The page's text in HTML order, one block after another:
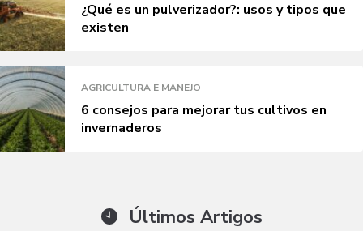
¿Qué es un pulverizador?: usos y tipos que
existen
AGRICULTURA E MANEJO
6 consejos para mejorar tus cultivos en
invernaderos
Últimos Artigos